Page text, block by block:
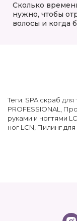
Сколько
нужно, чтобы
волосы и когда
Теги: SPA скраб для
PROFESSIONAL
руками и ногтями
ног LCN Пилинг для